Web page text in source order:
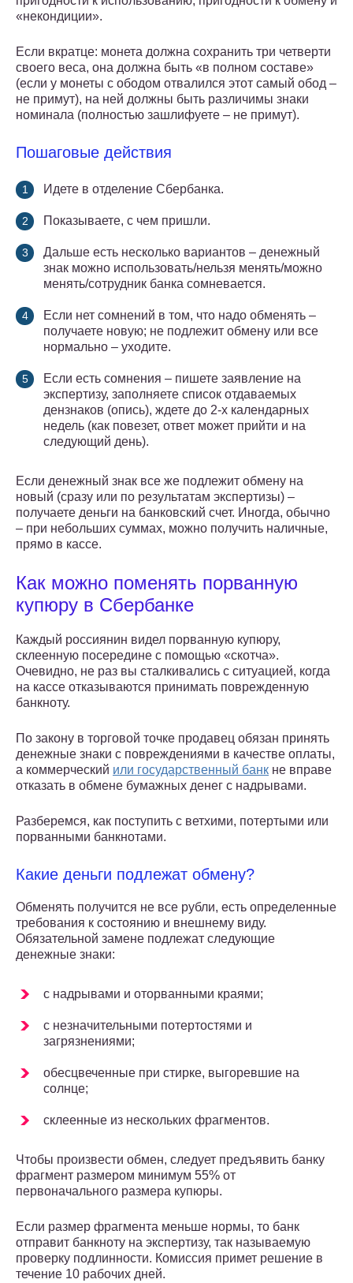
«некондиции».
Если вкратце: монета должна сохранить три четверти
своего веса, она должна быть «в полном составе»
(если у монеты с ободом отвалился этот самый обод –
не примут), на ней должны быть различимы знаки
номинала (полностью зашлифуете – не примут).
Пошаговые действия
Идете в отделение Сбербанка.
Показываете, с чем пришли.
Дальше есть несколько вариантов – денежный
знак можно использовать/нельзя менять/можно
менять/сотрудник банка сомневается.
Если нет сомнений в том, что надо обменять –
получаете новую; не подлежит обмену или все
нормально – уходите.
Если есть сомнения – пишете заявление на
экспертизу, заполняете список отдаваемых
дензнаков (опись), ждете до 2-х календарных
недель (как повезет, ответ может прийти и на
следующий день).
Если денежный знак все же подлежит обмену на
новый (сразу или по результатам экспертизы) –
получаете деньги на банковский счет. Иногда, обычно
– при небольших суммах, можно получить наличные,
прямо в кассе.
Как можно поменять порванную
купюру в Сбербанке
Каждый россиянин видел порванную купюру,
склеенную посередине с помощью «скотча».
Очевидно, не раз вы сталкивались с ситуацией, когда
на кассе отказываются принимать поврежденную
банкноту.
По закону в торговой точке продавец обязан принять
денежные знаки с повреждениями в качестве оплаты,
а коммерческий или государственный банк не вправе
отказать в обмене бумажных денег с надрывами.
Разберемся, как поступить с ветхими, потертыми или
порванными банкнотами.
Какие деньги подлежат обмену?
Обменять получится не все рубли, есть определенные
требования к состоянию и внешнему виду.
Обязательной замене подлежат следующие
денежные знаки:
с надрывами и оторванными краями;
с незначительными потертостями и
загрязнениями;
обесцвеченные при стирке, выгоревшие на
солнце;
склеенные из нескольких фрагментов.
Чтобы произвести обмен, следует предъявить банку
фрагмент размером минимум 55% от
первоначального размера купюры.
Если размер фрагмента меньше нормы, то банк
отправит банкноту на экспертизу, так называемую
проверку подлинности. Комиссия примет решение в
течение 10 рабочих дней.